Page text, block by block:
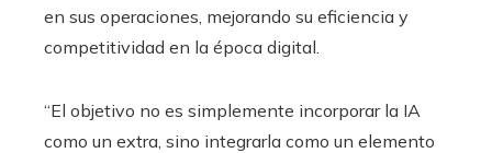
en sus operaciones, mejorando su eficiencia y
competitividad en la época digital.
“El objetivo no es simplemente incorporar la IA
como un extra, sino integrarla como un elemento